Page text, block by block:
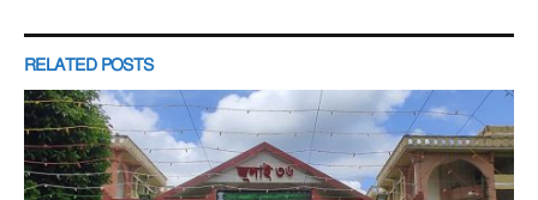
RELATED POSTS